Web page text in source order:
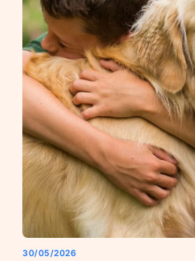
30/05/2026